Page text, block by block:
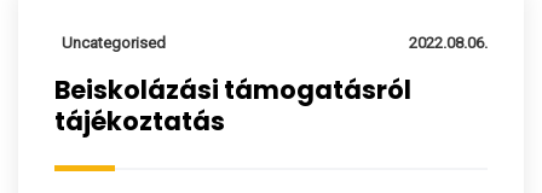
Uncategorised 2022.08.06.
Beiskolázási támogatásról
tájékoztatás